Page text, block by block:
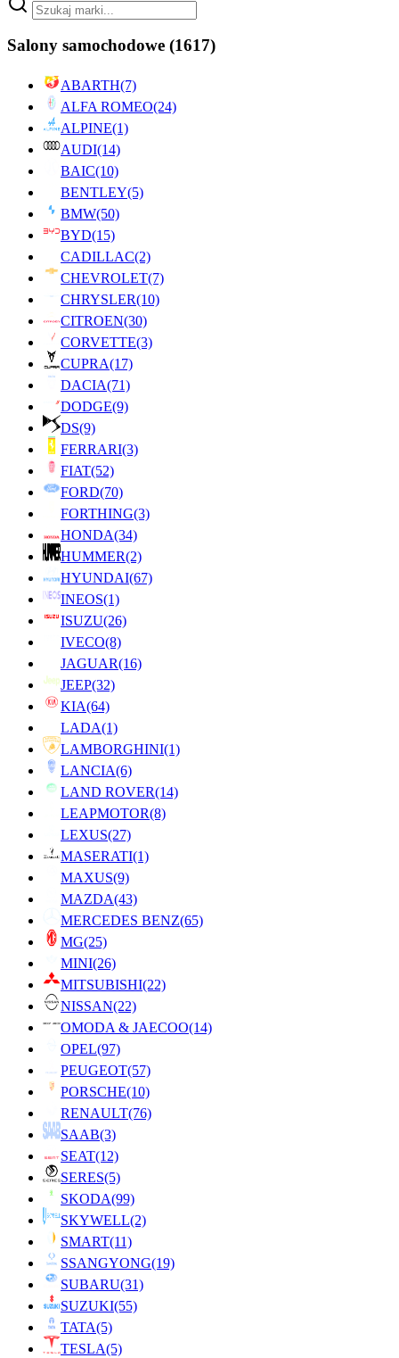
Salony samochodowe (1617)
ABARTH(7)
ALFA ROMEO(24)
ALPINE(1)
AUDI(14)
BAIC(10)
BENTLEY(5)
BMW(50)
BYD(15)
CADILLAC(2)
CHEVROLET(7)
CHRYSLER(10)
CITROEN(30)
CORVETTE(3)
CUPRA(17)
DACIA(71)
DODGE(9)
DS(9)
FERRARI(3)
FIAT(52)
FORD(70)
FORTHING(3)
HONDA(34)
HUMMER(2)
HYUNDAI(67)
INEOS(1)
ISUZU(26)
IVECO(8)
JAGUAR(16)
JEEP(32)
KIA(64)
LADA(1)
LAMBORGHINI(1)
LANCIA(6)
LAND ROVER(14)
LEAPMOTOR(8)
LEXUS(27)
MASERATI(1)
MAXUS(9)
MAZDA(43)
MERCEDES BENZ(65)
MG(25)
MINI(26)
MITSUBISHI(22)
NISSAN(22)
OMODA & JAECOO(14)
OPEL(97)
PEUGEOT(57)
PORSCHE(10)
RENAULT(76)
SAAB(3)
SEAT(12)
SERES(5)
SKODA(99)
SKYWELL(2)
SMART(11)
SSANGYONG(19)
SUBARU(31)
SUZUKI(55)
TATA(5)
TESLA(5)